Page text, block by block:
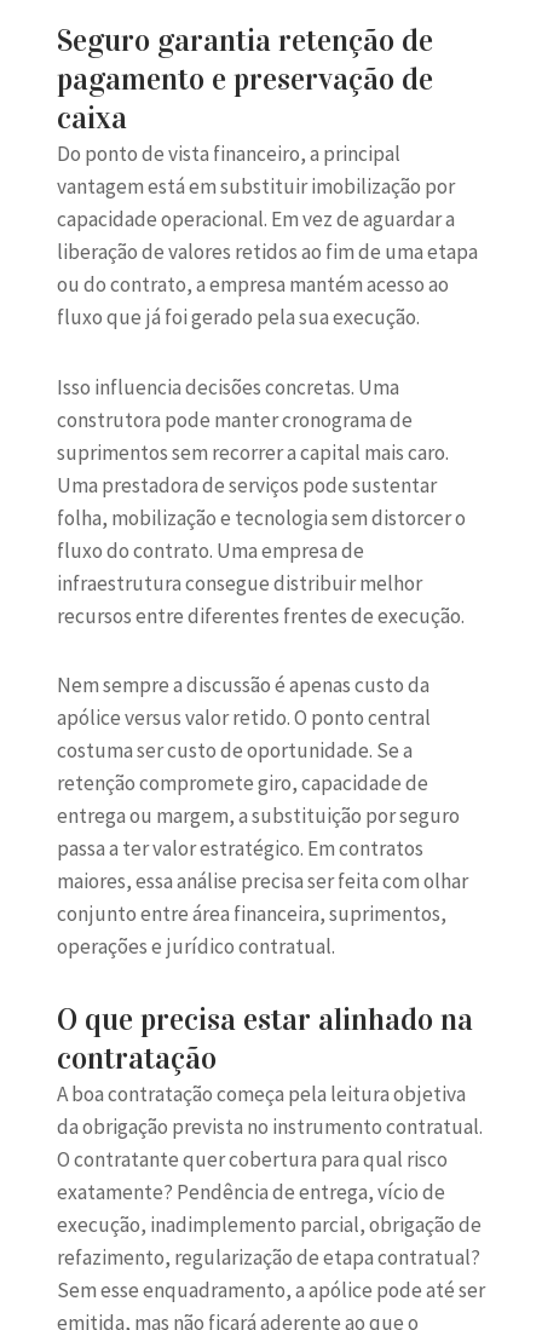
Seguro garantia retenção de
pagamento e preservação de
caixa
Do ponto de vista financeiro, a principal
vantagem está em substituir imobilização por
capacidade operacional. Em vez de aguardar a
liberação de valores retidos ao fim de uma etapa
ou do contrato, a empresa mantém acesso ao
fluxo que já foi gerado pela sua execução.
Isso influencia decisões concretas. Uma
construtora pode manter cronograma de
suprimentos sem recorrer a capital mais caro.
Uma prestadora de serviços pode sustentar
folha, mobilização e tecnologia sem distorcer o
fluxo do contrato. Uma empresa de
infraestrutura consegue distribuir melhor
recursos entre diferentes frentes de execução.
Nem sempre a discussão é apenas custo da
apólice versus valor retido. O ponto central
costuma ser custo de oportunidade. Se a
retenção compromete giro, capacidade de
entrega ou margem, a substituição por seguro
passa a ter valor estratégico. Em contratos
maiores, essa análise precisa ser feita com olhar
conjunto entre área financeira, suprimentos,
operações e jurídico contratual.
O que precisa estar alinhado na
contratação
A boa contratação começa pela leitura objetiva
da obrigação prevista no instrumento contratual.
O contratante quer cobertura para qual risco
exatamente? Pendência de entrega,vício de
execução, inadimplemento parcial, obrigação de
refazimento, regularização de etapa contratual?
Sem esse enquadramento, a apólice pode até ser
emitida, mas não ficará aderente ao que o